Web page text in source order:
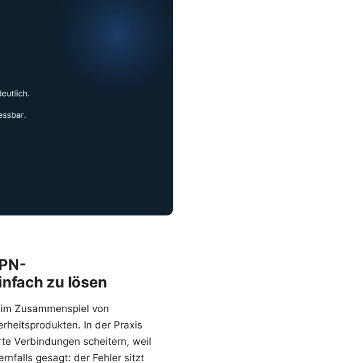
zu lösen
Zusammenspiel von
In der Praxis
Verbindungen scheitern, weil
gesagt: der Fehler sitzt